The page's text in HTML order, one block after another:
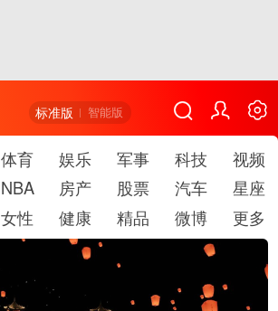
标准版 智能版
体育 娱乐 军事 科技
视频
NBA 房产 股票 汽车
星座
女性 健康 精品 微博 更多